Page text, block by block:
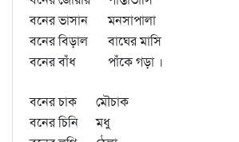
বনের ভাসান
মনসাপালা
বনের বিড়াল
বাঘের মাসি
বনের বাঁধ
পাঁকে গড়া ।
বনের চাক
মৌচাক
বনের চিনি মধু